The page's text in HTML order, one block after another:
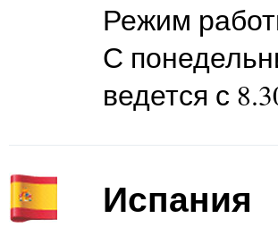
Режим
С
ведется с
Испания